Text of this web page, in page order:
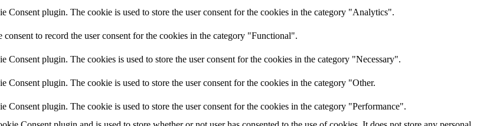
Consent plugin. The cookie is used to store the user consent for the cookies in the category "Analytics".
to record the user consent for the cookies in the category "Functional".
Consent plugin. The cookies is used to store the user consent for the cookies in the category "Necessary".
Consent plugin. The cookie is used to store the user consent for the cookies in the category "Other.
Consent plugin. The cookie is used to store the user consent for the cookies in the category "Performance".